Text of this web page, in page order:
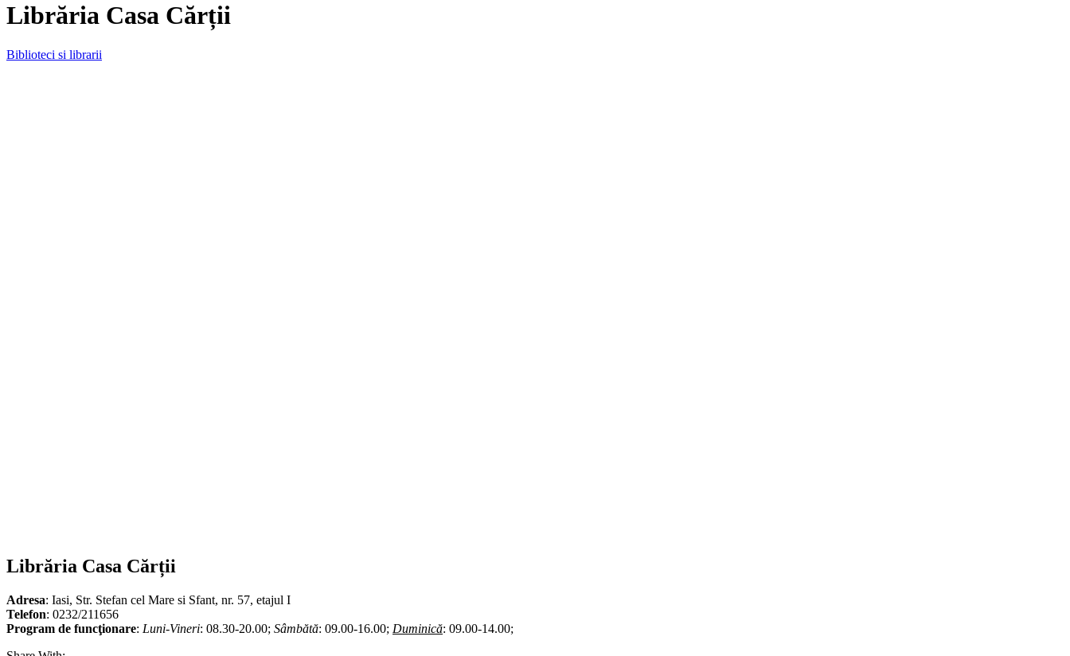
Librăria Casa Cărții
Biblioteci si librarii
Librăria Casa Cărții
Adresa: Iasi, Str. Stefan cel Mare si Sfant, nr. 57, etajul I
Telefon: 0232/211656
Program de funcţionare: Luni-Vineri: 08.30-20.00; Sâmbătă: 09.00-16.00; Duminică: 09.00-14.00;